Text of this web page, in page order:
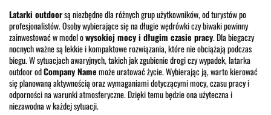
Latarki outdoorsą niezbędne dla różnych grup użytkowników, od turystów po
profesjonalistów. Osoby wybierające się na długie wędrówki czy biwaki powinny
zainwestować w model owysokiej mocy i długim czasie pracy. Dla biegaczy
nocnych ważne są lekkie i kompaktowe rozwiązania, które nie obciążają podczas
biegu. W sytuacjach awaryjnych, takich jak zgubienie drogi czy wypadek, latarka
outdoor odCompany Namemoże uratować życie. Wybierając ją, warto kierować
się planowaną aktywnością oraz wymaganiami dotyczącymi mocy, czasu pracy i
odporności na warunki atmosferyczne. Dzięki temu będzie ona użyteczna i
niezawodna w każdej sytuacji.